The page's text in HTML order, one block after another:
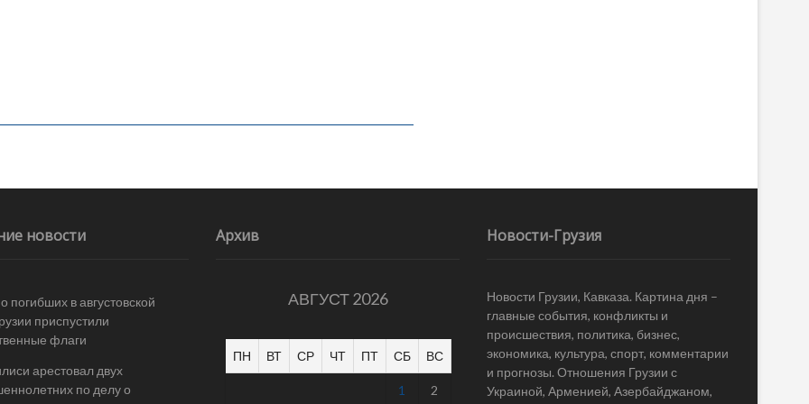
новости
погибших в августовской
приспустили
флаги
арестовал двух
по делу о
Архив
АВГУСТ 2026
ПН ВТ СР ЧТ ПТ СБ ВС
1 2
Новости-Грузия
Новости Грузии, Кавказа. Картина дня –
главные события, конфликты и
происшествия, политика, бизнес,
экономика, культура, спорт, комментарии
и прогнозы. Отношения Грузии с
Украиной, Арменией, Азербайджаном,